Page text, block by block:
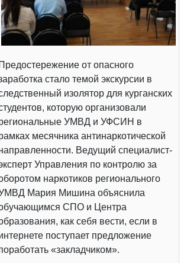
Предостережение от опасного
стало темой экскурсии в
изолятор для курганских
которую организовали
УМВД и УФСИН в
месячника антинаркотической
Ведущий специалист-
Управления по контролю за
наркотиков регионального
Мария Мишина объяснила
СПО и Центра
как себя вести, если в
поступает предложение
«закладчиком».